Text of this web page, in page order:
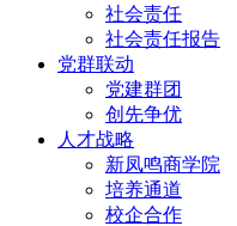
社会责任
社会责任报告
党群联动
党建群团
创先争优
人才战略
新凤鸣商学院
培养通道
校企合作